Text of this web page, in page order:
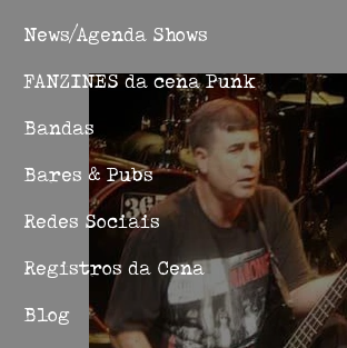
News/Agenda Shows
FANZINES da cena Punk
Bandas
Bares & Pubs
Redes Sociais
Registros da Cena
Blog